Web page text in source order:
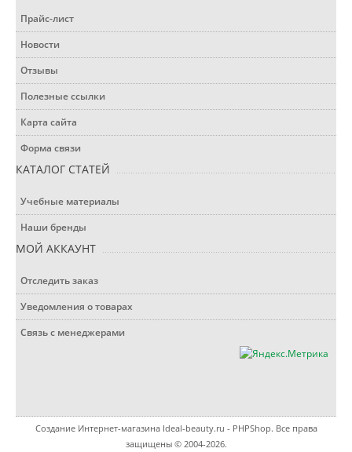
Прайс-лист
Новости
Отзывы
Полезные ссылки
Карта сайта
Форма связи
КАТАЛОГ СТАТЕЙ
Учебные материалы
Наши бренды
МОЙ АККАУНТ
Отследить заказ
Уведомления о товарах
Связь с менеджерами
Создание Интернет-магазинаIdeal-beauty.ru - PHPShop. Все права
защищены © 2004-2026.